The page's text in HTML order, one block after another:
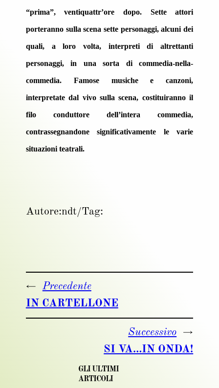
“prima”, ventiquattr’ore dopo. Sette attori
porteranno sulla scena sette personaggi, alcuni dei
quali, a loro volta, interpreti di altrettanti
personaggi, in una sorta di commedia-nella-
commedia. Famose musiche e canzoni,
interpretate dal vivo sulla scena, costituiranno il
filo conduttore dell’intera commedia,
contrassegnandone significativamente le varie
situazioni teatrali.
Autore:ndt/Tag:
←
Precedente
IN CARTELLONE
Successivo
→
SI VA…IN ONDA!
GLI ULTIMI
ARTICOLI